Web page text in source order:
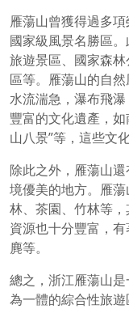
雁蕩山曾獲得過多
國家級風景名勝區
旅遊景區、國家森
區等。雁蕩山的自
水流湍急，瀑布飛
豐富的文化遺產，
山八景”等，這些文
除此之外，雁蕩山
境優美的地方。雁
林、茶園、竹林等
資源也十分豐富，
麂等。
總之，浙江雁蕩山
為一體的綜合性旅遊